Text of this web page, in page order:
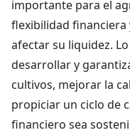
importante para el
flexibilidad
afectar su liquidez.
desarrollar y
cultivos, mejorar la
propiciar un ciclo de
financiero sea